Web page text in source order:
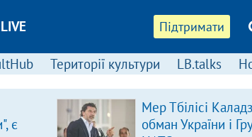
Підтримати
Території культури LB.talks
є
Мер Тбілісі
обман України і